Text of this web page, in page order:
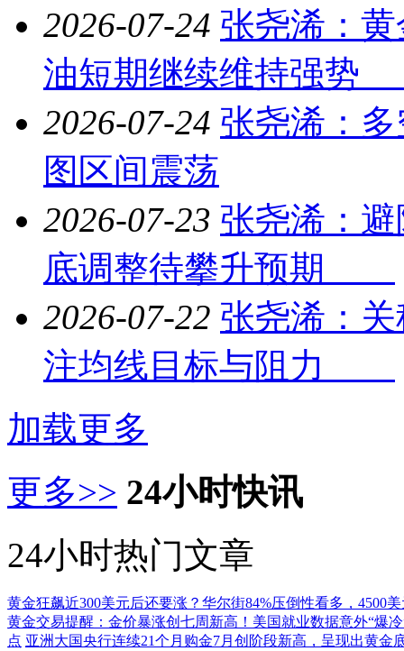
2026-07-24 张尧浠：
油短期继续维持强
2026-07-24 张尧浠：
图区间震荡
2026-07-23 张尧浠：
底调整待攀升预期
2026-07-22 张尧浠：
注均线目标与阻力
加载更多
更多>> 24小时快讯
24小时热门文章
黄金狂飙近300美元后还要涨？华尔街84%压倒性看多，4500
黄金交易提醒：金价暴涨创七周新高！美国就业数据意外“爆
点 亚洲大国央行连续21个月购金7月创阶段新高，呈现出黄金